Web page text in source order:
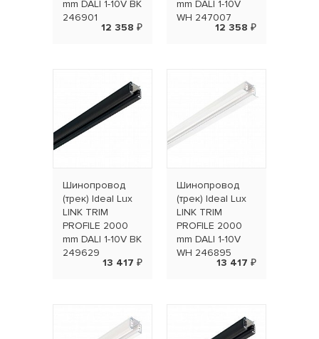
mm DALI 1-10V BK
246901
12 358 ₽
mm DALI 1-10V
WH 247007
12 358 ₽
Шинопровод
(трек) Ideal Lux
LINK TRIM
PROFILE 2000
mm DALI 1-10V BK
249629
13 417 ₽
Шинопровод
(трек) Ideal Lux
LINK TRIM
PROFILE 2000
mm DALI 1-10V
WH 246895
13 417 ₽